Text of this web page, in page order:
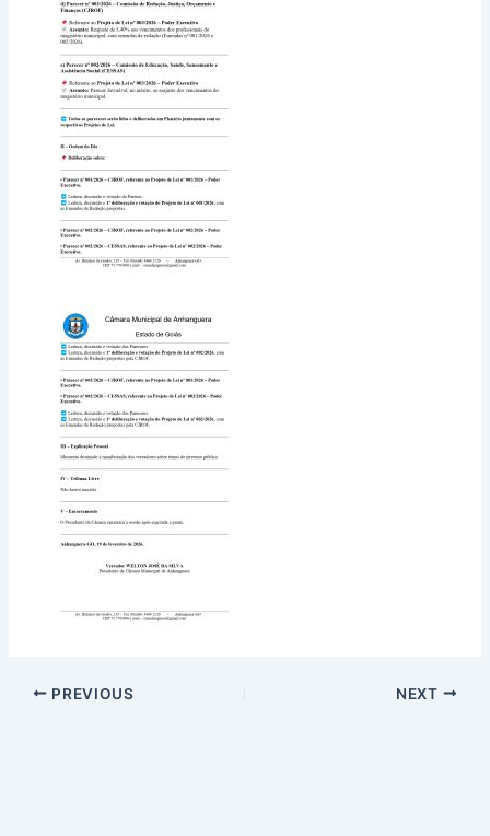
PREVIOUS NEXT